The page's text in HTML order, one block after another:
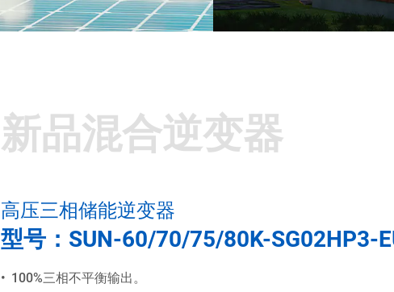
新品混合逆变器
高压三相储能逆变器
型号：SUN-60/70/75/80K-SG02HP3-
• 100%三相不平衡输出。